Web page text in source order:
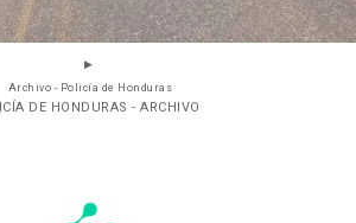
Archivo - Policía de Honduras
DE HONDURAS - ARCHIVO